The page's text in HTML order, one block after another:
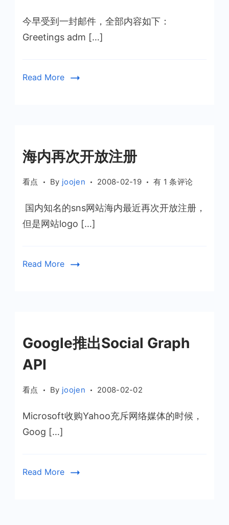
今早受到一封邮件，全部内容如下：
Greetings adm […]
Read More
海内再次开放注册
看点 By joojen 2008-02-19
海
再
有 1 条评论
国内知名的sns网站海内最近再次开放注册，
但是网站logo […]
Read More
Google推出Social Graph
API
看点 By joojen 2008-02-02
Microsoft收购Yahoo充斥网络媒体的时候，
Goog […]
Read More